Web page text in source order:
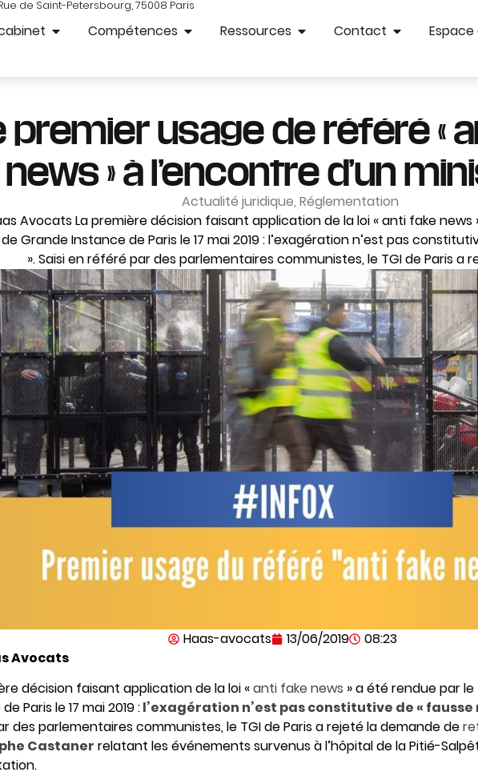
de Saint-Petersbourg, 75008 Paris
Compétences Ressources Contact
premier usage de référé «
news » à l’encontre d’un
Actualité juridique, Réglementation
Avocats La première décision faisant application de la loi « anti fake
Grande Instance de Paris le 17 mai 2019 : l’exagération n’est pas
». Saisi en référé par des parlementaires communistes, le TGI de Paris a
Haas-avocats 13/06/2019
08:23
Avocats
décision faisant application de la loi «anti fake news » a été rendue par
Paris le 17 mai 2019 :l’exagération n’est pas constitutive de « fausse
des parlementaires communistes, le TGI de Paris a rejeté la demande de
Castaner relatant les événements survenus à l’hôpital de la Pitié-